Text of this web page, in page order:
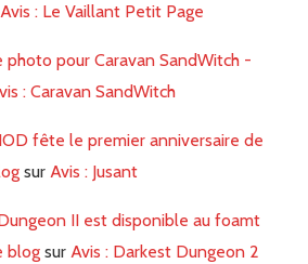
Avis : Le Vaillant Petit Page
photo pour Caravan SandWitch -
: Caravan SandWitch
fête le premier anniversaire de
sur Avis : Jusant
II est disponible au foamt
blog sur Avis : Darkest Dungeon 2